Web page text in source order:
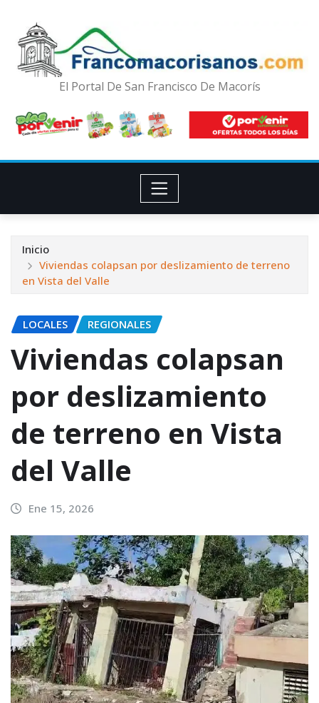
El Portal De San Francisco De Macorís
Inicio
Viviendas colapsan por deslizamiento de terreno
en Vista del Valle
LOCALES REGIONALES
Viviendas colapsan
por deslizamiento
de terreno en Vista
del Valle
Ene 15, 2026